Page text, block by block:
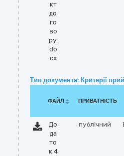
кт
до
го
во
ру.
do
cx
Тип документа: Критерії
ФАЙЛ ПРИВАТНІСТЬ
До
да
то
к 4
публічний